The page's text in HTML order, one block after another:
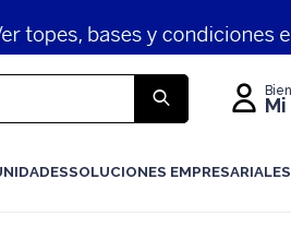
SOLUCIONES EMPRESARIALES